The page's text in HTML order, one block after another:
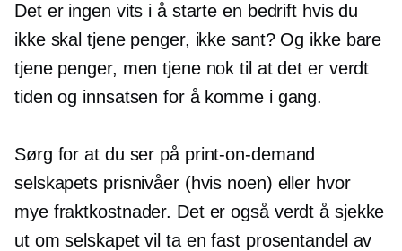
Det er ingen vits i å starte en bedrift hvis du
ikke skal tjene penger, ikke sant? Og ikke bare
tjene penger, men tjene nok til at det er verdt
tiden og innsatsen for å komme i gang.
Sørg for at du ser på print-on-demand
selskapets prisnivåer (hvis noen) eller hvor
mye fraktkostnader. Det er også verdt å sjekke
ut om selskapet vil ta en fast prosentandel av